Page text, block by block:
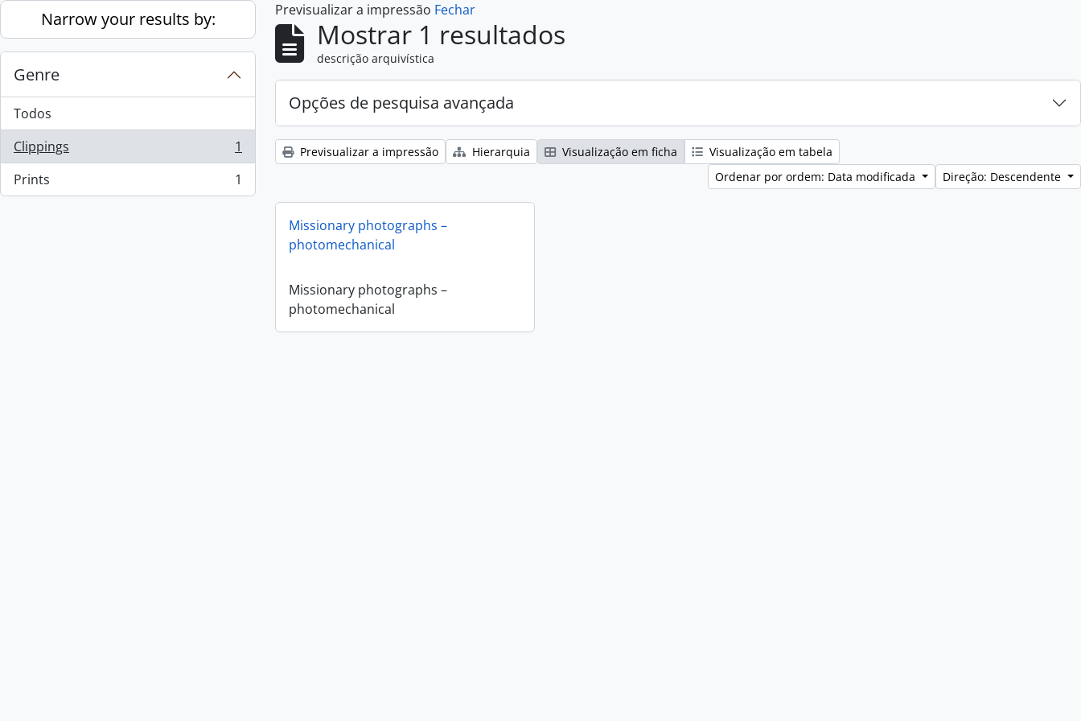
Skip to main content
Narrow your results by:
Genre
Todos
Clippings
, 1 resultados
1
Prints
, 1 resultados 1
Previsualizar a impressão Fechar
Mostrar 1 resultados
descrição arquivística
Opções de pesquisa avançada
Previsualizar a impressão Hierarquia Visualização em ficha
Visualização em tabela
Ordenar por ordem: Data modificada
Direção: Descendente
Missionary photographs –
photomechanical
Missionary photographs –
photomechanical